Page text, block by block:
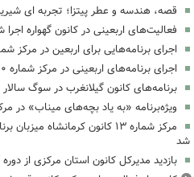
قصه، هندسه و عطر پیتزا؛ تجربه ای
فعالیت‌های اربعینی در کانون گهواره اجرا
اجرای برنامه‌هایی برای اربعین در مرکز شماره ۳ کانون
اجرای برنامه‌های اربعینی در مرکز شماره ۱۰ کانون کرمانشاه
برنامه‌های کانون گیلانغرب در سوگ
ویژه‌برنامه «به یاد بچه‌های میناب» در مرکز شماره ۱۱ کانون
مرکز شماره ۱۳ کانون کرمانشاه
شد
بازدید مدیرکل کانون استان مرکزی از